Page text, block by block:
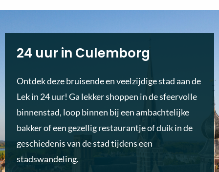
24 uur in Culemborg
Ontdek deze bruisende en veelzijdige stad aan de
Lek in 24 uur! Ga lekker shoppen in de sfeervolle
binnenstad, loop binnen bij een ambachtelijke
bakker of een gezellig restaurantje of duik in de
geschiedenis van de stad tijdens een
stadswandeling.